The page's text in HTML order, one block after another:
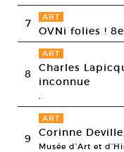
7 ART
OVNi folies !
8
ART
Charles
inconnue
,
9
ART
Corinne
Musée d’Art et